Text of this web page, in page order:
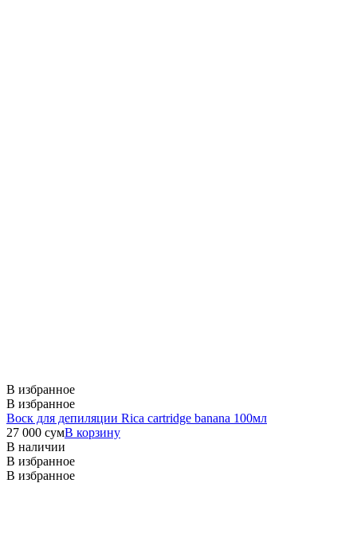
В избранное
В избранное
Воск для депиляции Rica cartridge banana 100мл
27 000 сумВ корзину
В наличии
В избранное
В избранное